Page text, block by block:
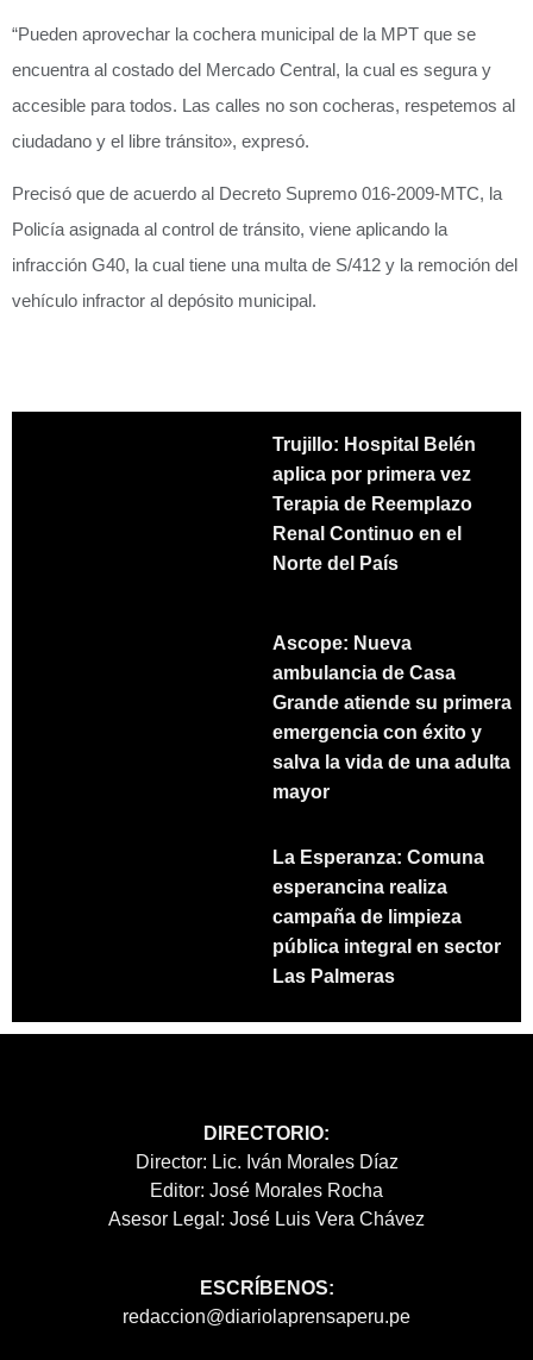
“Pueden aprovechar la cochera municipal de la MPT que se
encuentra al costado del Mercado Central, la cual es segura y
accesible para todos. Las calles no son cocheras, respetemos al
ciudadano y el libre tránsito», expresó.
Precisó que de acuerdo al Decreto Supremo 016-2009-MTC, la
Policía asignada al control de tránsito, viene aplicando la
infracción G40, la cual tiene una multa de S/412 y la remoción del
vehículo infractor al depósito municipal.
Trujillo: Hospital Belén
aplica por primera vez
Terapia de Reemplazo
Renal Continuo en el
Norte del País
Ascope: Nueva
ambulancia de Casa
Grande atiende su primera
emergencia con éxito y
salva la vida de una adulta
mayor
La Esperanza: Comuna
esperancina realiza
campaña de limpieza
pública integral en sector
Las Palmeras
DIRECTORIO:
Director: Lic. Iván Morales Díaz
Editor: José Morales Rocha
Asesor Legal: José Luis Vera Chávez
ESCRÍBENOS:
redaccion@diariolaprensaperu.pe